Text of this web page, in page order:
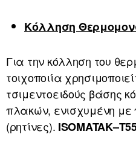
Κόλληση
Για την κόλληση του
τοιχοποιία
τσιμεντοειδούς βάσης
πλακών, ενισχυμένη με
(ρητίνες). ISOMATAK–T